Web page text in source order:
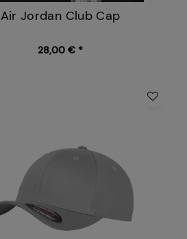
Air Jordan Club Cap
28,00 € *